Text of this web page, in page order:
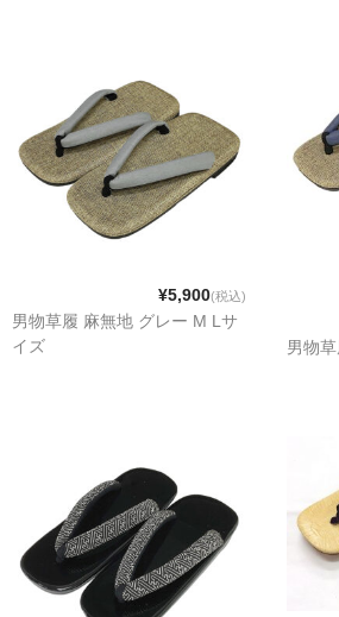
¥5,900(税込)
男物草履 麻無地 グレー M Lサ
イズ
男物